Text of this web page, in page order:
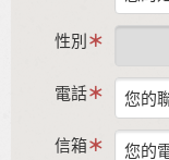
性別
電話
信箱